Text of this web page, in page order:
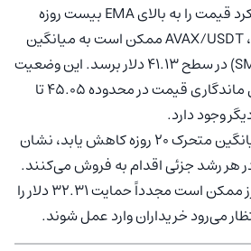
خریداران تلاش خواهند کرد قیمت را به بالای EMA بیست روزه
برسانند. اگر موفق شوند، AVAX/USDT ممکن است به میانگین
متحرک ساده 50 روزه (SMA) در سطح 41.13 دلار برسد. این وضعیت
نشان می‌دهد که احتمال ماندگاری قیمت در محدوده 45.05 تا
در مقابل، اگر قیمت از میانگین متحرک 20 روزه کاهش یابد، نشان
هر رشد جزئی اقدام به فروش می‌کنند.
در این حالت، این جفت ارز ممکن است مجدداً حمایت 32.31 دلار را
می‌رود خریداران وارد عمل شوند.